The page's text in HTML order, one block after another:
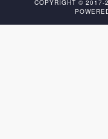
COPYRIGHT © 2017-